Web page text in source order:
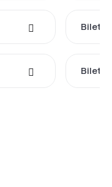
Bilete
Bilete